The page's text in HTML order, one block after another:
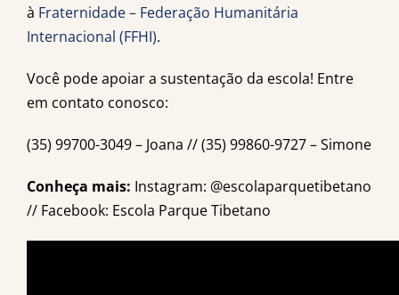
à Fraternidade – Federação Humanitária
Internacional (FFHI).
Você pode apoiar a sustentação da escola! Entre
em contato conosco:
(35) 99700-3049 – Joana // (35) 99860-9727 – Simone
Conheça mais: Instagram: @escolaparquetibetano
// Facebook: Escola Parque Tibetano